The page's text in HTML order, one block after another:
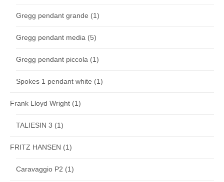
Gregg pendant grande (1)
Gregg pendant media (5)
Gregg pendant piccola (1)
Spokes 1 pendant white (1)
Frank Lloyd Wright (1)
TALIESIN 3 (1)
FRITZ HANSEN (1)
Caravaggio P2 (1)